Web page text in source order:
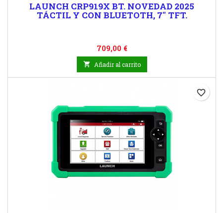
LAUNCH CRP919X BT. NOVEDAD 2025
TÁCTIL Y CON BLUETOTH, 7" TFT.
Precio
709,00 €
 Añadir al carrito
favorite_border